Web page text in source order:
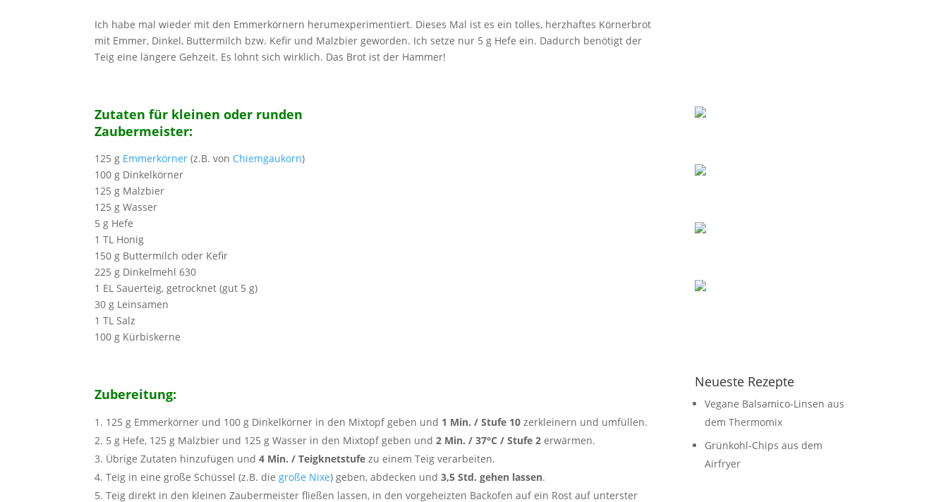
Ich habe mal wieder mit den Emmerkörnern herumexperimentiert. Dieses Mal ist es ein tolles, herzhaftes Körnerbrot
mit Emmer, Dinkel, Buttermilch bzw. Kefir und Malzbier geworden. Ich setze nur 5 g Hefe ein. Dadurch benötigt der
Teig eine längere Gehzeit. Es lohnt sich wirklich. Das Brot ist der Hammer!
Zutaten für kleinen oder runden
Zaubermeister:
125 g Emmerkörner (z.B. von Chiemgaukorn)
100 g Dinkelkörner
125 g Malzbier
125 g Wasser
5 g Hefe
1 TL Honig
150 g Buttermilch oder Kefir
225 g Dinkelmehl 630
1 EL Sauerteig, getrocknet (gut 5 g)
30 g Leinsamen
1 TL Salz
100 g Kürbiskerne
Zubereitung:
125 g Emmerkörner und 100 g Dinkelkörner in den Mixtopf geben und 1 Min. / Stufe 10zerkleinern und umfüllen.
5 g Hefe, 125 g Malzbier und 125 g Wasser in den Mixtopf geben und 2 Min. / 37°C / Stufe 2erwärmen.
Übrige Zutaten hinzufügen und 4 Min. / Teigknetstufezu einem Teig verarbeiten.
Teig in eine große Schüssel (z.B. die große Nixe) geben, abdecken und 3,5 Std. gehen lassen.
Teig direkt in den kleinen Zaubermeister fließen lassen, in den vorgeheizten Backofen auf ein Rost auf unterster
Neueste Rezepte
Vegane Balsamico-Linsen aus
dem Thermomix
Grünkohl-Chips aus dem
Airfryer